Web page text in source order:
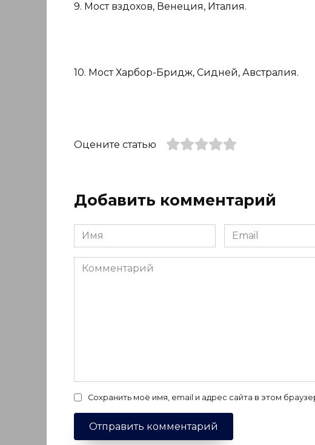
9. Мост вздохов, Венеция, Италия.
10. Мост Харбор-Бридж, Сидней, Австралия.
Оцените статью
Добавить комментарий
Имя
*
Email
*
Комментарий
Сохранить моё имя, email и адрес сайта в этом